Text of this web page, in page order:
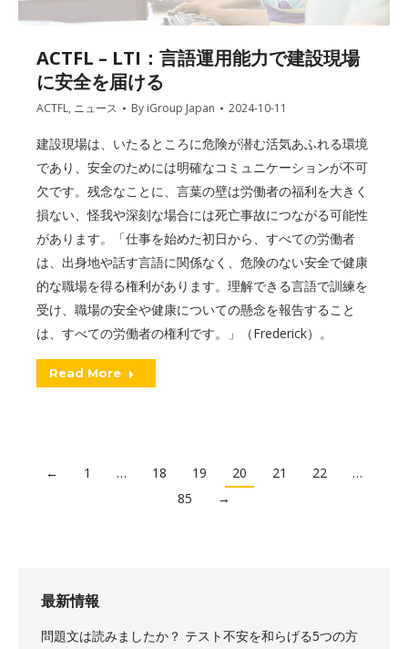
ACTFL – LTI：言語運用能力で建設現場
に安全を届ける
ACTFL, ニュース By iGroup Japan 2024-10-11
建設現場は、いたるところに危険が潜む活気あふれる環境
であり、安全のためには明確なコミュニケーションが不可
欠です。残念なことに、言葉の壁は労働者の福利を大きく
損ない、怪我や深刻な場合には死亡事故につながる可能性
があります。「仕事を始めた初日から、すべての労働者
は、出身地や話す言語に関係なく、危険のない安全で健康
的な職場を得る権利があります。理解できる言語で訓練を
受け、職場の安全や健康についての懸念を報告すること
は、すべての労働者の権利です。」（Frederick）。
Read More
← 1 … 18 19 20 21 22
…
85
→
最新情報
問題文は読みましたか？ テスト不安を和らげる5つの方